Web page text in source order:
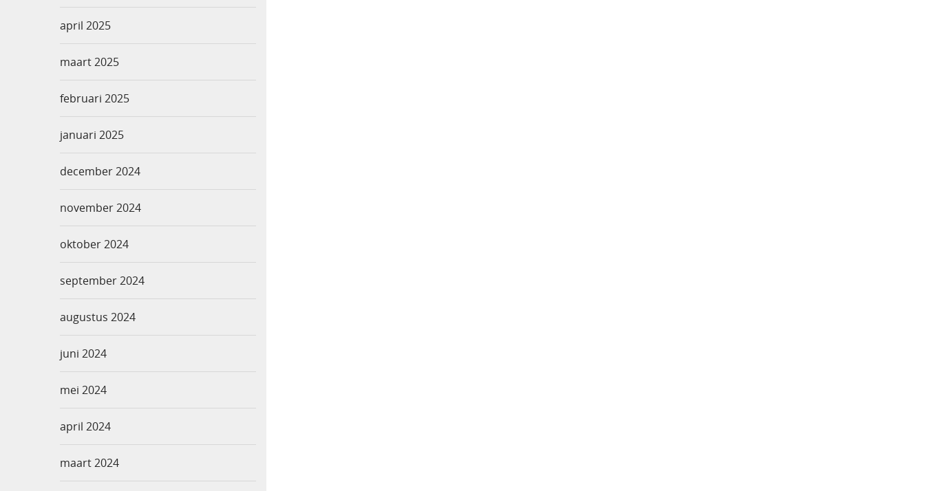
april 2025
maart 2025
februari 2025
januari 2025
december 2024
november 2024
oktober 2024
september 2024
augustus 2024
juni 2024
mei 2024
april 2024
maart 2024